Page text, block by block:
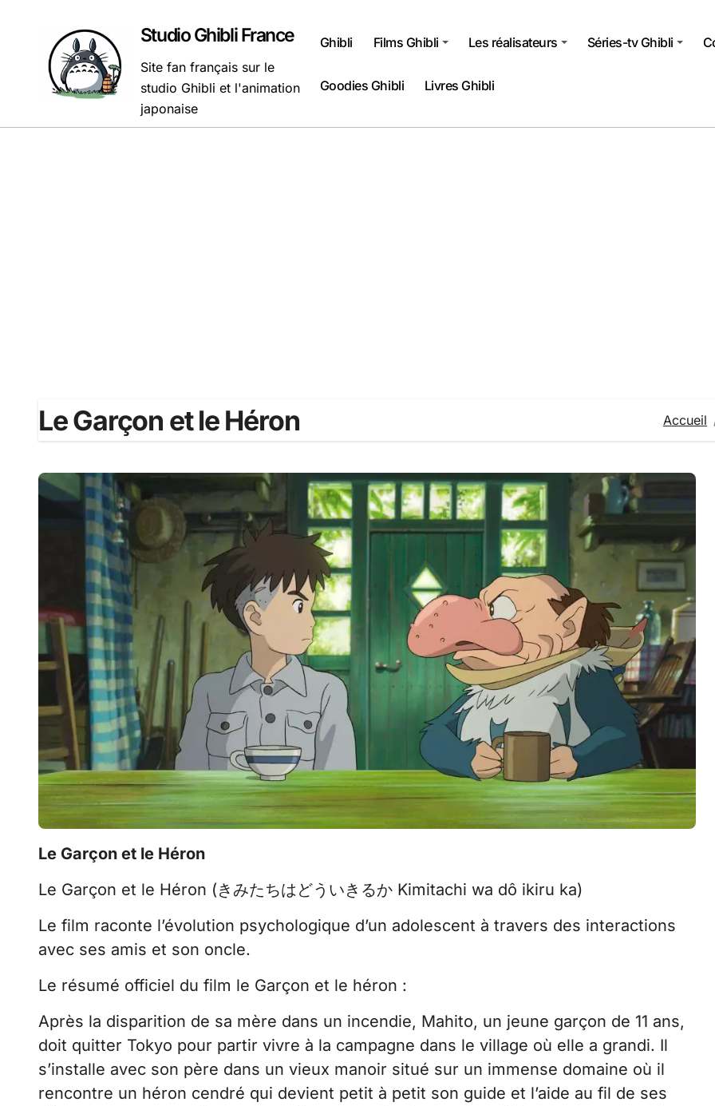
Studio Ghibli France
Site fan français sur le
studio Ghibli et l'animation
japonaise
Ghibli Films Ghibli Les réalisateurs Séries-tv Ghibli
Goodies Ghibli Livres Ghibli
Le Garçon et le Héron Accueil
Le Garçon et le Héron
Le Garçon et le Héron (きみたちはどういきるか Kimitachi wa dô ikiru ka)
Le film raconte l’évolution psychologique d’un adolescent à travers des interactions
avec ses amis et son oncle.
Le résumé officiel du film le Garçon et le héron :
Après la disparition de sa mère dans un incendie, Mahito, un jeune garçon de 11 ans,
doit quitter Tokyo pour partir vivre à la campagne dans le village où elle a grandi. Il
s’installe avec son père dans un vieux manoir situé sur un immense domaine où il
rencontre un héron cendré qui devient petit à petit son guide et l’aide au fil de ses